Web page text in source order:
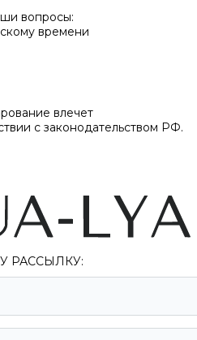
вопросы:
времени
влечет
с законодательством РФ.
РАССЫЛКУ: